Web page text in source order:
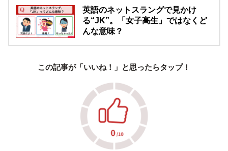
英語のネットスラングで見かけ
る“JK”。「女子高生」ではなくど
んな意味？
この記事が「いいね！」と思ったらタップ！